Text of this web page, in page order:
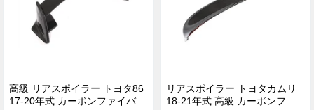
高級 リアスポイラー トヨタ86
17-20年式 カーボンファイバー
リアスポイラー トヨタカムリ
18-21年式 高級 カーボンファ